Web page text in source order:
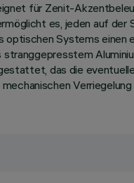
für Zenit-
es, jeden auf der
Systems
das die